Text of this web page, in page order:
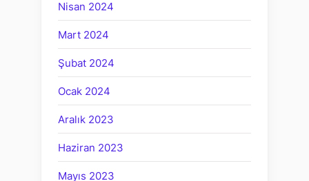
Nisan 2024
Mart 2024
Şubat 2024
Ocak 2024
Aralık 2023
Haziran 2023
Mayıs 2023